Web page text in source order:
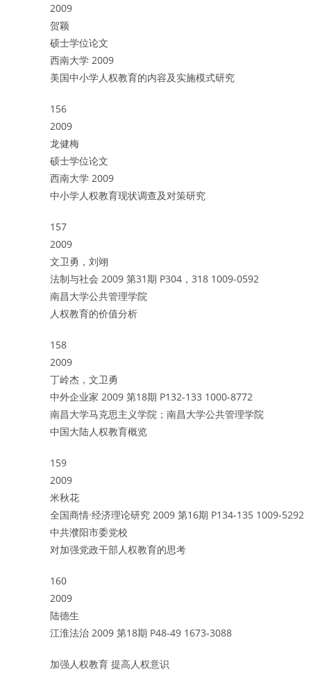
2009
贺颖
硕士学位论文
西南大学 2009
美国中小学人权教育的内容及实施模式研究
156
2009
龙健梅
硕士学位论文
西南大学 2009
中小学人权教育现状调查及对策研究
157
2009
文卫勇，刘翊
法制与社会 2009 第31期 P304，318 1009-0592
南昌大学公共管理学院
人权教育的价值分析
158
2009
丁岭杰，文卫勇
中外企业家 2009 第18期 P132-133 1000-8772
南昌大学马克思主义学院；南昌大学公共管理学院
中国大陆人权教育概览
159
2009
米秋花
全国商情·经济理论研究 2009 第16期 P134-135 1009-5292
中共濮阳市委党校
对加强党政干部人权教育的思考
160
2009
陆德生
江淮法治 2009 第18期 P48-49 1673-3088
加强人权教育 提高人权意识